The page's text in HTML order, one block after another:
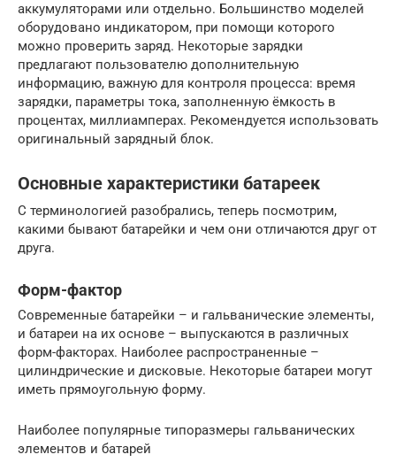
аккумуляторами или отдельно. Большинство моделей
оборудовано индикатором, при помощи которого
можно проверить заряд. Некоторые зарядки
предлагают пользователю дополнительную
информацию, важную для контроля процесса: время
зарядки, параметры тока, заполненную ёмкость в
процентах, миллиамперах. Рекомендуется использовать
оригинальный зарядный блок.
Основные характеристики батареек
С терминологией разобрались, теперь посмотрим,
какими бывают батарейки и чем они отличаются друг от
друга.
Форм-фактор
Современные батарейки – и гальванические элементы,
и батареи на их основе – выпускаются в различных
форм-факторах. Наиболее распространенные –
цилиндрические и дисковые. Некоторые батареи могут
иметь прямоугольную форму.
Наиболее популярные типоразмеры гальванических
элементов и батарей